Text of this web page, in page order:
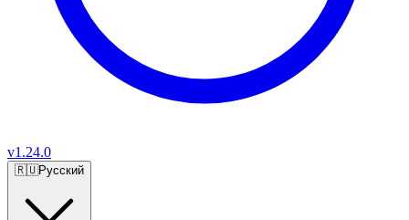
v1.24.0
🇷🇺Русский